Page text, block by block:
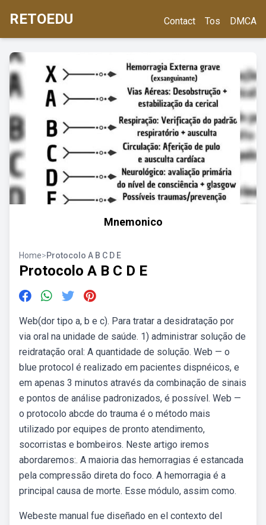
RETOEDU Contact Tos DMCA
Mnemonico
Home>Protocolo A B C D E
Protocolo A B C D E
Web(dor tipo a, b e c). Para tratar a desidratação por
via oral na unidade de saúde. 1) administrar solução de
reidratação oral: A quantidade de solução. Web — o
blue protocol é realizado em pacientes dispnéicos, e
em apenas 3 minutos através da combinação de sinais
e pontos de análise padronizados, é possível. Web —
o protocolo abcde do trauma é o método mais
utilizado por equipes de pronto atendimento,
socorristas e bombeiros. Neste artigo iremos
abordaremos:. A maioria das hemorragias é estancada
pela compressão direta do foco. A hemorragia é a
principal causa de morte. Esse módulo, assim como.
Webeste manual fue diseñado en el contexto del